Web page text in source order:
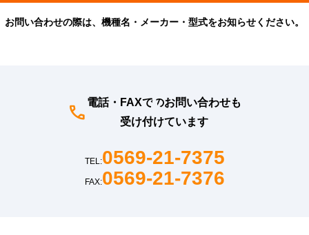
お問い合わせの際は、機種名・メーカー・型式をお知らせください。
電話・FAXでのお問い合わせも
受け付けています
TEL:0569-21-7375
FAX:0569-21-7376